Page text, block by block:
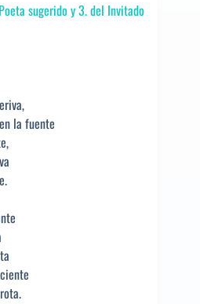
sugerido y 3. del Invitado
la fuente